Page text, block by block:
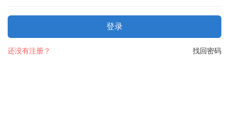
登录
找回密码
还没有注册？